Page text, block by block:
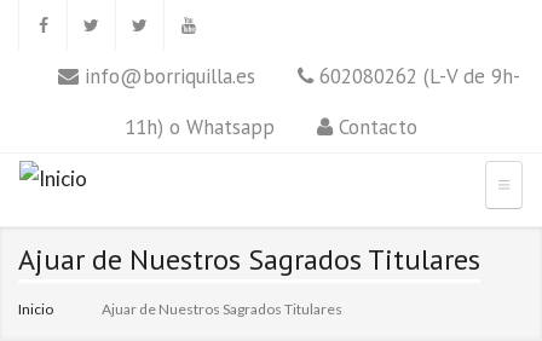
info@borriquilla.es
602080262 (L-V de 9h-
11h) o Whatsapp
Contacto
Ajuar de Nuestros Sagrados Titulares
Inicio Ajuar de Nuestros Sagrados Titulares